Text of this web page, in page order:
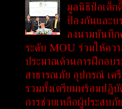
มูลนิธิป่อเต็ก
ป้องกันและบ
ลงนามบันทึก
ระดับ MOU ร่วมให้คว
ประมาณด้านการฝึกอบ
สาธารณภัย อุปกรณ์ เค
รวมทั้งเตรียมพร้อมปฏิ
การช่วยเหลือผู้ประสบ